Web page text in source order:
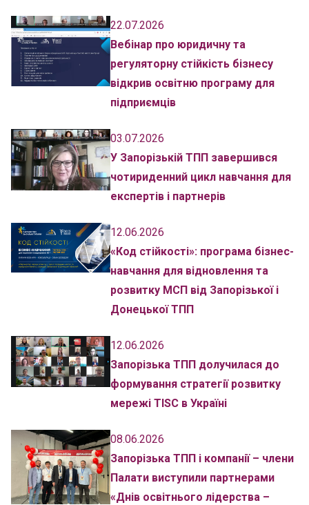
22.07.2026
Вебінар про юридичну та
регуляторну стійкість бізнесу
відкрив освітню програму для
підприємців
03.07.2026
У Запорізькій ТПП завершився
чотириденний цикл навчання для
експертів і партнерів
12.06.2026
«Код стійкості»: програма бізнес-
навчання для відновлення та
розвитку МСП від Запорізької і
Донецької ТПП
12.06.2026
Запорізька ТПП долучилася до
формування стратегії розвитку
мережі TISC в Україні
08.06.2026
Запорізька ТПП і компанії – члени
Палати виступили партнерами
«Днів освітнього лідерства –